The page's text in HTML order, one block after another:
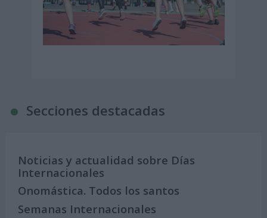
Secciones destacadas
Noticias y actualidad sobre Días
Internacionales
Onomástica. Todos los santos
Semanas Internacionales